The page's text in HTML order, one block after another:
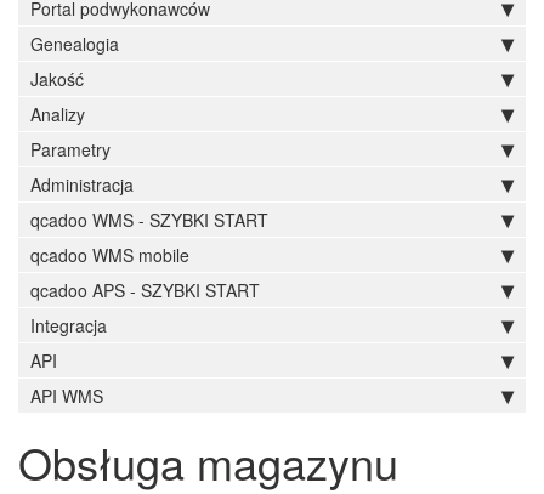
Portal podwykonawców
Genealogia
Jakość
Analizy
Parametry
Administracja
qcadoo WMS - SZYBKI START
qcadoo WMS mobile
qcadoo APS - SZYBKI START
Integracja
API
API WMS
Obsługa magazynu